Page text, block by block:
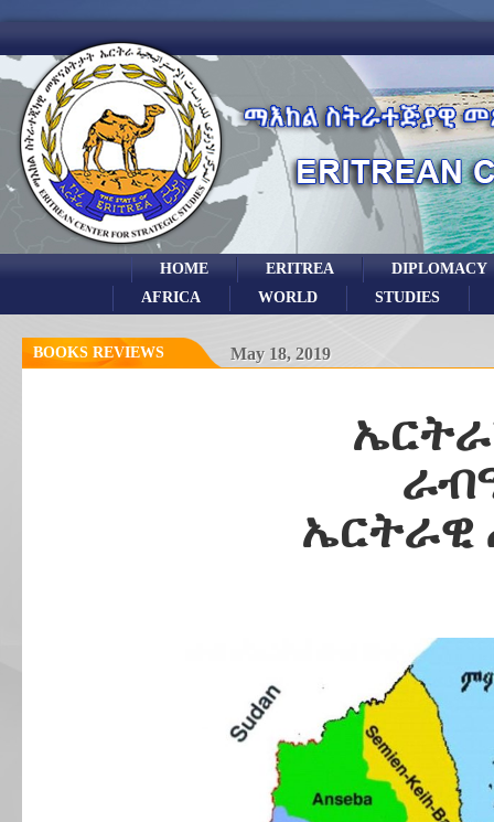
DIPLOMACY
ERITREA
HOME
STUDIES
WORLD
AFRICA
BOOKS REVIEWS May 18, 2019
ኤርትራዊ